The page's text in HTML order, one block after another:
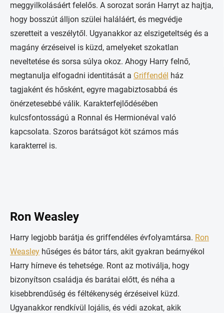
meggyilkolásáért felelős. A sorozat során Harryt az hajtja,
hogy bosszút álljon szülei haláláért, és megvédje
szeretteit a veszélytől. Ugyanakkor az elszigeteltség és a
magány érzéseivel is küzd, amelyeket szokatlan
neveltetése és sorsa súlya okoz. Ahogy Harry felnő,
megtanulja elfogadni identitását a Griffendél ház
tagjaként és hősként, egyre magabiztosabbá és
önérzetesebbé válik. Karakterfejlődésében
kulcsfontosságú a Ronnal és Hermionéval való
kapcsolata. Szoros barátságot köt számos más
karakterrel is.
Ron Weasley
Harry legjobb barátja és griffendéles évfolyamtársa. Ron
Weasley hűséges és bátor társ, akit gyakran beárnyékol
Harry hírneve és tehetsége. Ront az motiválja, hogy
bizonyítson családja és barátai előtt, és néha a
kisebbrendűség és féltékenység érzéseivel küzd.
Ugyanakkor rendkívül lojális, és védi azokat, akik